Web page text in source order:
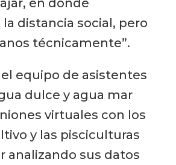
en donde
distancia social, pero
técnicamente”.
equipo de asistentes
dulce y agua mar
virtuales con los
y las pisciculturas
analizando sus datos